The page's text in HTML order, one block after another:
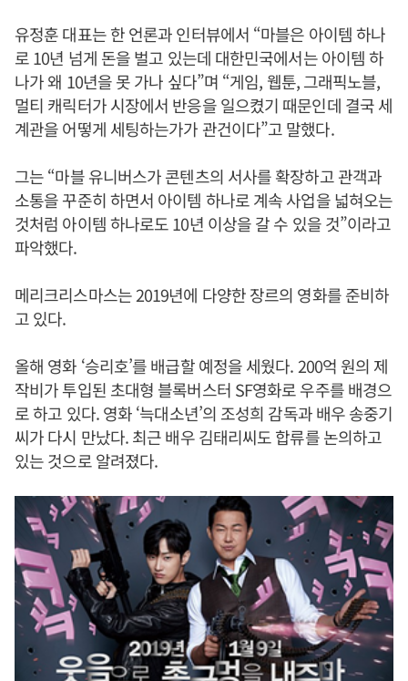
유정훈 대표는 한 언론과 인터뷰에서 “마블은 아이템 하나
로 10년 넘게 돈을 벌고 있는데 대한민국에서는 아이템 하
나가 왜 10년을 못 가나 싶다”며 “게임, 웹툰, 그래픽노블,
멀티 캐릭터가 시장에서 반응을 일으켰기 때문인데 결국 세
계관을 어떻게 세팅하는가가 관건이다”고 말했다.
그는 “마블 유니버스가 콘텐츠의 서사를 확장하고 관객과
소통을 꾸준히 하면서 아이템 하나로 계속 사업을 넓혀오는
것처럼 아이템 하나로도 10년 이상을 갈 수 있을 것”이라고
파악했다.
메리크리스마스는 2019년에 다양한 장르의 영화를 준비하
고 있다.
올해 영화 ‘승리호’를 배급할 예정을 세웠다. 200억 원의 제
작비가 투입된 초대형 블록버스터 SF영화로 우주를 배경으
로 하고 있다. 영화 ‘늑대소년’의 조성희 감독과 배우 송중기
씨가 다시 만났다. 최근 배우 김태리씨도 합류를 논의하고
있는 것으로 알려졌다.